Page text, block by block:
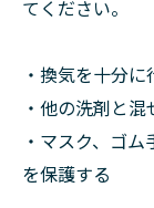
てください。
・換気を十分に
・他の洗剤と混
・マスク、ゴ
を保護する